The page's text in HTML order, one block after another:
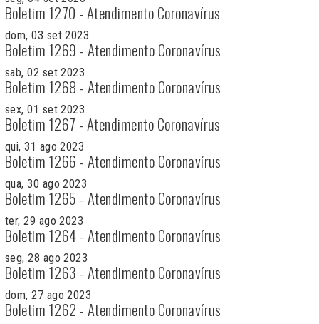
Boletim 1270 - Atendimento Coronavírus
dom, 03 set 2023
Boletim 1269 - Atendimento Coronavírus
sab, 02 set 2023
Boletim 1268 - Atendimento Coronavírus
sex, 01 set 2023
Boletim 1267 - Atendimento Coronavírus
qui, 31 ago 2023
Boletim 1266 - Atendimento Coronavírus
qua, 30 ago 2023
Boletim 1265 - Atendimento Coronavírus
ter, 29 ago 2023
Boletim 1264 - Atendimento Coronavírus
seg, 28 ago 2023
Boletim 1263 - Atendimento Coronavírus
dom, 27 ago 2023
Boletim 1262 - Atendimento Coronavírus